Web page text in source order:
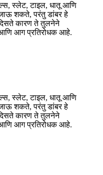
स्लेट, टाइल, धातू आणि
शकते, परंतु डांबर हे
कारण ते तुलनेने
आणि आग प्रतिरोधक आहे.
स्लेट, टाइल, धातू आणि
शकते, परंतु डांबर हे
कारण ते तुलनेने
आणि आग प्रतिरोधक आहे.